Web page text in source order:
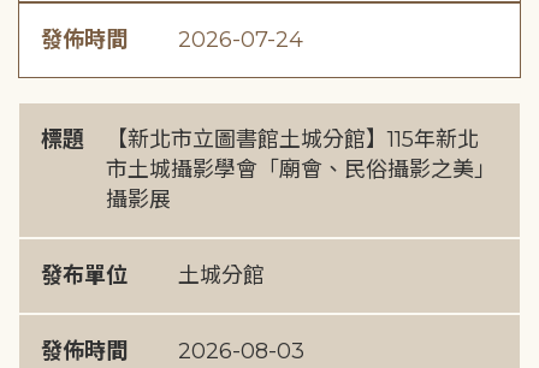
發佈時間 2026-07-24
標題
【新北市立圖書館土城分館】115年新北
市土城攝影學會「廟會、民俗攝影之美」
攝影展
發布單位 土城分館
發佈時間 2026-08-03